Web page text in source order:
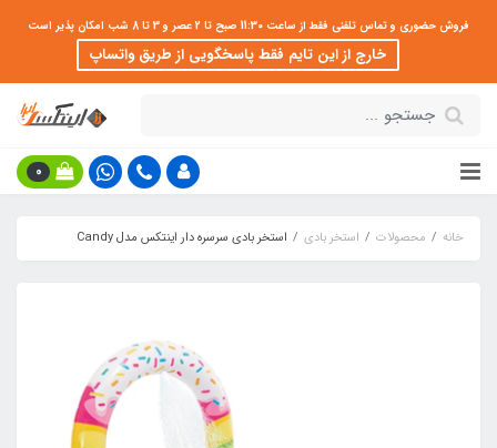
فروش حضوری و تماس تلفنی فقط از ساعت 11:30 صبح تا 2 عصر و 3 تا 8 شب امکان پذیر است
خارج از این تایم فقط پاسخگویی از طریق واتساپ
0
خانه محصولات استخر بادی استخر بادی سرسره دار اینتکس مدل Candy